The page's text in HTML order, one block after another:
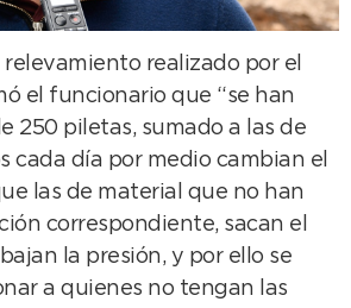
relevamiento realizado por el
el funcionario que “se han
250 piletas, sumado a las de
cada día por medio cambian el
las de material que no han
correspondiente, sacan el
la presión, y por ello se
a quienes no tengan las